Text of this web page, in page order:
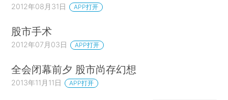
2012年08月31日 APP打开
股市手术
2012年07月03日 APP打开
全会闭幕前夕 股市尚存幻想
2013年11月11日 APP打开